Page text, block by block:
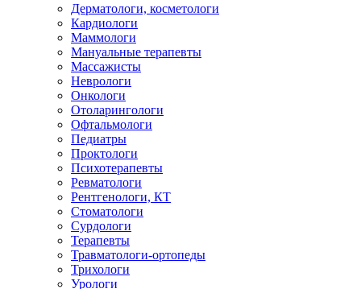
Дерматологи, косметологи
Кардиологи
Маммологи
Мануальные терапевты
Массажисты
Неврологи
Онкологи
Отоларингологи
Офтальмологи
Педиатры
Проктологи
Психотерапевты
Ревматологи
Рентгенологи, КТ
Стоматологи
Сурдологи
Терапевты
Травматологи-ортопеды
Трихологи
Урологи